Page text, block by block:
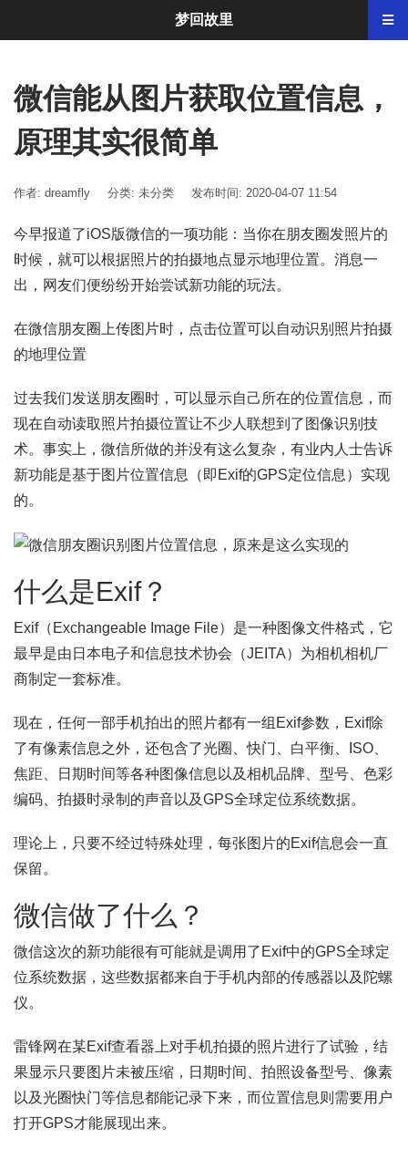
微信能从图片获取位置信息，
原理其实很简单
作者: dreamfly 分类: 未分类 发布时间: 2020-04-07 11:54
今早报道了iOS版微信的一项功能：当你在朋友圈发照片的
时候，就可以根据照片的拍摄地点显示地理位置。消息一
出，网友们便纷纷开始尝试新功能的玩法。
在微信朋友圈上传图片时，点击位置可以自动识别照片拍摄
的地理位置
过去我们发送朋友圈时，可以显示自己所在的位置信息，而
现在自动读取照片拍摄位置让不少人联想到了图像识别技
术。事实上，微信所做的并没有这么复杂，有业内人士告诉
新功能是基于图片位置信息（即Exif的GPS定位信息）实现
的。
什么是Exif？
Exif（Exchangeable Image File）是一种图像文件格式，它
最早是由日本电子和信息技术协会（JEITA）为相机相机厂
商制定一套标准。
现在，任何一部手机拍出的照片都有一组Exif参数，Exif除
了有像素信息之外，还包含了光圈、快门、白平衡、ISO、
焦距、日期时间等各种图像信息以及相机品牌、型号、色彩
编码、拍摄时录制的声音以及GPS全球定位系统数据。
理论上，只要不经过特殊处理，每张图片的Exif信息会一直
保留。
微信做了什么？
微信这次的新功能很有可能就是调用了Exif中的GPS全球定
位系统数据，这些数据都来自于手机内部的传感器以及陀螺
仪。
雷锋网在某Exif查看器上对手机拍摄的照片进行了试验，结
果显示只要图片未被压缩，日期时间、拍照设备型号、像素
以及光圈快门等信息都能记录下来，而位置信息则需要用户
打开GPS才能展现出来。
梦回故里